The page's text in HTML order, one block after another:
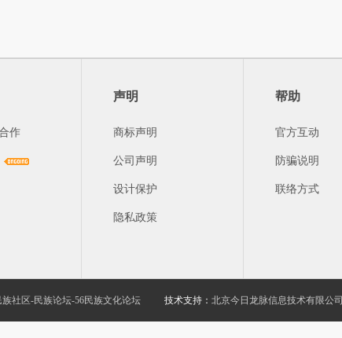
作
声明
商标声明
公司声明
设计保护
隐私政策
帮助
官方互动
防骗说明
联络方式
族社区-民族论坛-56民族文化论坛 技术支持： 北京今日龙脉信息技术有限公司